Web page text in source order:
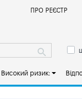
ПРО РЕЄСТР
Високий ризик: